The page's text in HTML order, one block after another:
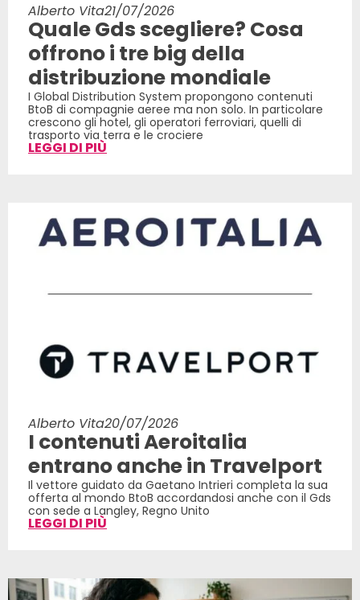
Alberto Vita21/07/2026
Quale Gds scegliere? Cosa
offrono i tre big della
distribuzione mondiale
I Global Distribution System propongono contenuti
BtoB di compagnie aeree ma non solo. In particolare
crescono gli hotel, gli operatori ferroviari, quelli di
trasporto via terra e le crociere
LEGGI DI PIÙ
Alberto Vita20/07/2026
I contenuti Aeroitalia
entrano anche in Travelport
Il vettore guidato da Gaetano Intrieri completa la sua
offerta al mondo BtoB accordandosi anche con il Gds
con sede a Langley, Regno Unito
LEGGI DI PIÙ